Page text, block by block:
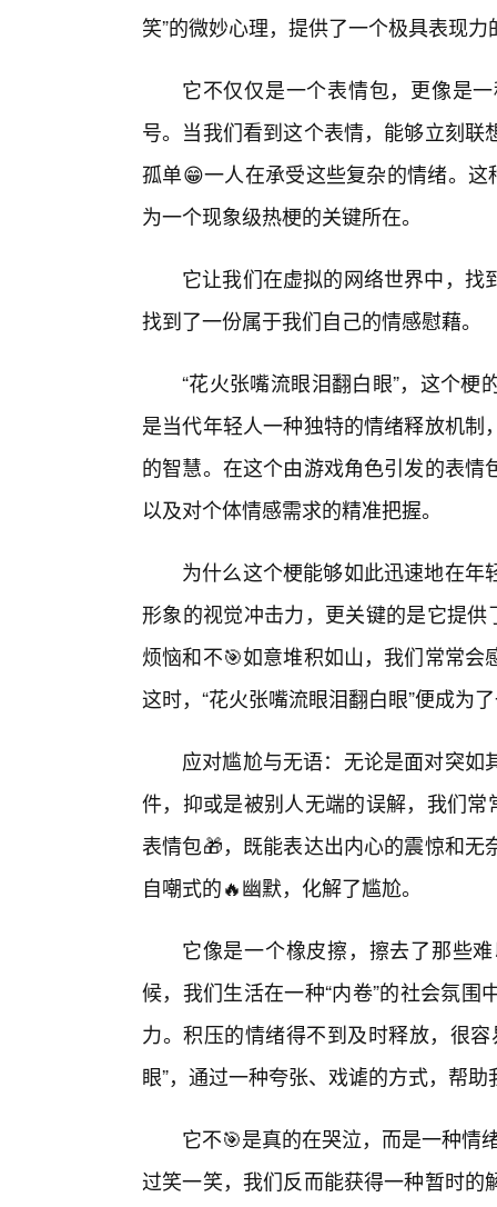
笑”的微妙心理，提供了一个极具表现力
它不仅仅是一个表情包，更像是
号。当我们看到这个表情，能够立刻
孤单😁一人在承受这些复杂的情绪。
为一个现象级热梗的关键所在。
它让我们在虚拟的网络世界中，
找到了一份属于我们自己的情感慰藉。
“花火张嘴流眼泪翻白眼”，这个
是当代年轻人一种独特的情绪释放机
的智慧。在这个由游戏角色引发的表
以及对个体情感需求的精准把握。
为什么这个梗能够如此迅速地在
形象的视觉冲击力，更关键的是它提
烦恼和不🎯如意堆积如山，我们常常
这时，“花火张嘴流眼泪翻白眼”便成为
应对尴尬与无语：无论是面对突
件，抑或是被别人无端的误解，我们
表情包🎁，既能表达出内心的震惊和
自嘲式的🔥幽默，化解了尴尬。
它像是一个橡皮擦，擦去了那些
候，我们生活在一种“内卷”的社会氛
力。积压的情绪得不到及时释放，很
眼”，通过一种夸张、戏谑的方式，帮
它不🎯是真的在哭泣，而是一种情
过笑一笑，我们反而能获得一种暂时